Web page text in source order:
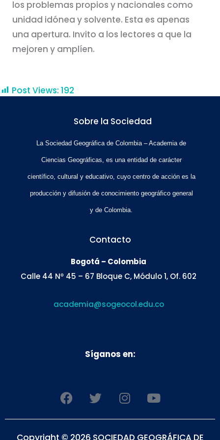
los problemas propios y nacionales como
unidad idónea y solvente. Esta es apenas
una apertura. Invito a los lectores a que la
mejoren y amplíen.
Post Views: 192
Sobre la Sociedad
La Sociedad Geográfica de Colombia – Academia de
Ciencias Geográficas, es una entidad de carácter
científico, cultural y educativo, cuyo centro de acción es la
producción y difusión de conocimiento geográfico general
y de Colombia.
Contacto
Bogotá – Colombia
Calle 44 Nº 45 – 67 Bloque C, Módulo 1, Of. 602
academia@sogeocol.edu.co
Síganos en:
F
a
c
T
w
i
I
n
s
Y
o
u
Copyright © 2026 SOCIEDAD GEOGRÁFICA DE